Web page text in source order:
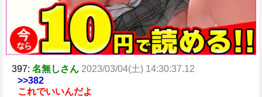
397: 名無しさん 2023/03/04(土) 14:30:37.12
>>382
これでいいんだよ